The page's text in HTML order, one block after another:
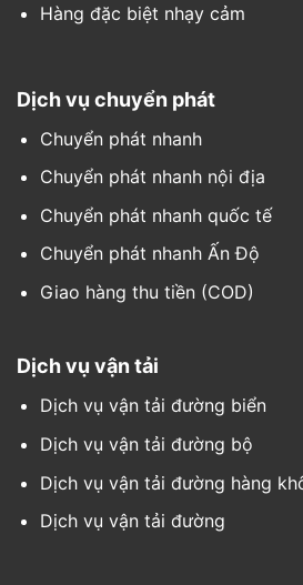
Dịch vụ chuyển phát
Chuyển phát nhanh
Chuyển phát nhanh nội địa
Chuyển phát nhanh quốc tế
Chuyển phát nhanh Ấn Độ
Giao hàng thu tiền (COD)
Dịch vụ vận tải
Dịch vụ vận tải đường biển
Dịch vụ vận tải đường bộ
Dịch vụ vận tải đường hàng
Dịch vụ vận tải đường
Hàng đặc biệt nhạy cảm